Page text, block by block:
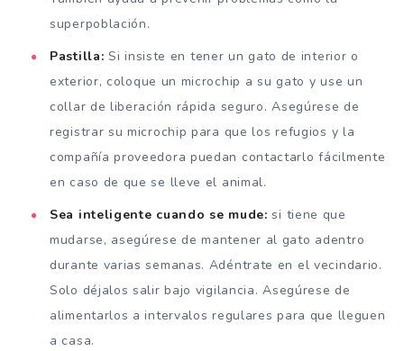
superpoblación.
Pastilla: Si insiste en tener un gato de interior o
exterior, coloque un microchip a su gato y use un
collar de liberación rápida seguro. Asegúrese de
registrar su microchip para que los refugios y la
compañía proveedora puedan contactarlo fácilmente
en caso de que se lleve el animal.
Sea inteligente cuando se mude: si tiene que
mudarse, asegúrese de mantener al gato adentro
durante varias semanas. Adéntrate en el vecindario.
Solo déjalos salir bajo vigilancia. Asegúrese de
alimentarlos a intervalos regulares para que lleguen
a casa.